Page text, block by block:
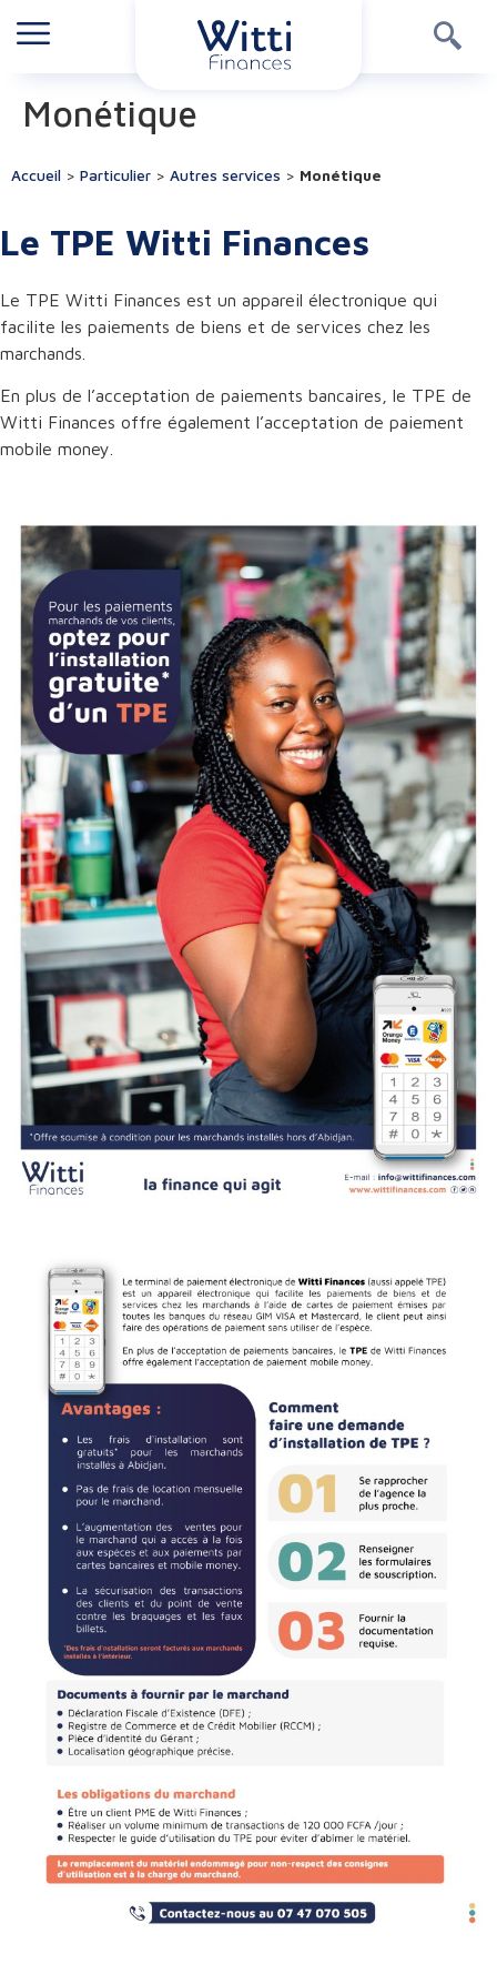
Monétique
Accueil > Particulier > Autres services > Monétique
Le TPE Witti Finances
Le TPE Witti Finances est un appareil électronique qui
facilite les paiements de biens et de services chez les
marchands.
En plus de l’acceptation de paiements bancaires, le TPE de
Witti Finances offre également l’acceptation de paiement
mobile money.